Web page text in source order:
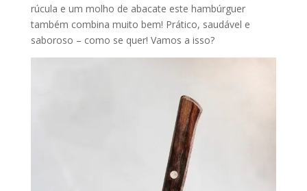
rúcula e um molho de abacate este hambúrguer
também combina muito bem! Prático, saudável e
saboroso – como se quer! Vamos a isso?